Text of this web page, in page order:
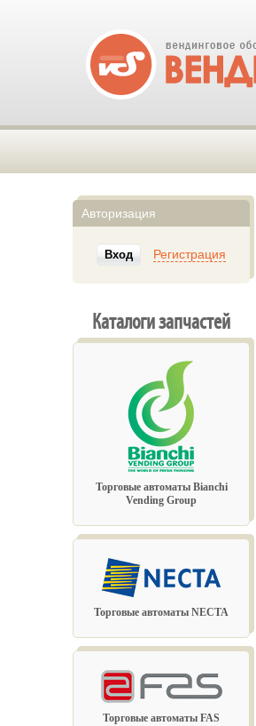
Авторизация
Вход Регистрация
Каталоги запчастей
Торговые автоматы Bianchi
Vending Group
Торговые автоматы NECTA
Торговые автоматы FAS